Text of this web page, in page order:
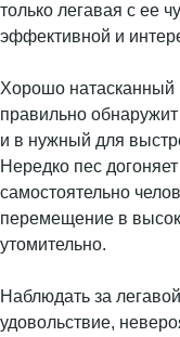
только легавая с ее
эффективной и
Хорошо натасканный
правильно
и в нужный для
Нередко пес
самостоятельно
перемещение в
утомительно.
Наблюдать за
удовольствие,